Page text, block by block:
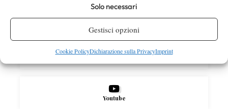
Solo necessari
Gestisci opzioni
Cookie PolicyDichiarazione sulla PrivacyImprint
X
Youtube